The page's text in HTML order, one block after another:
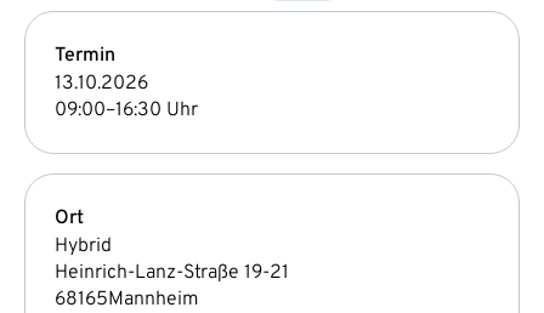
Termin
13.10.2026
09:00–16:30 Uhr
Ort
Hybrid
Heinrich-Lanz-Straße 19-21
68165Mannheim